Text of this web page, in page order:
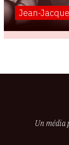
Jean-
Un média